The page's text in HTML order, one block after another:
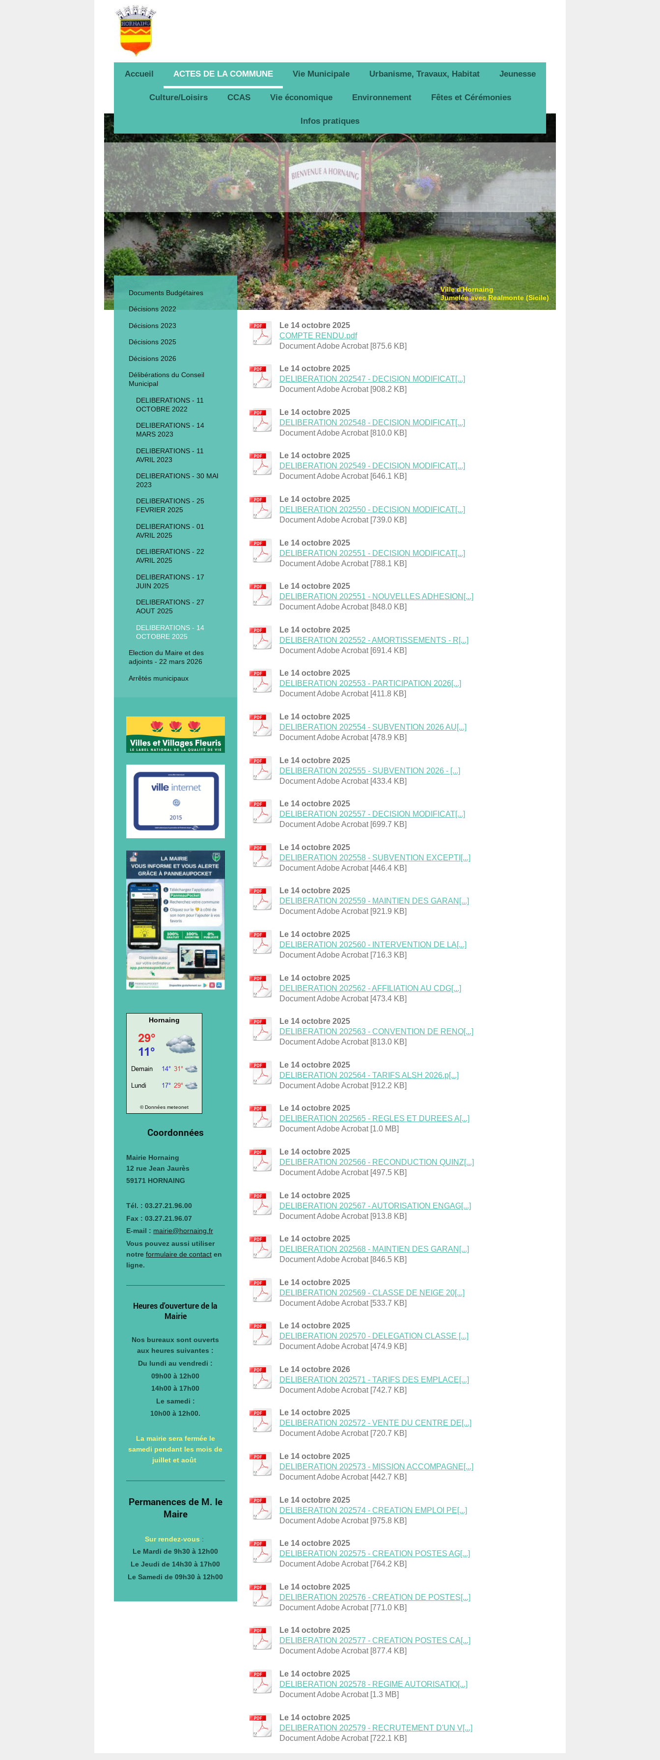
Accueil ACTES DE LA COMMUNE Vie Municipale Urbanisme, Travaux, Habitat Jeunesse
Culture/Loisirs CCAS Vie économique Environnement Fêtes et Cérémonies
Infos pratiques
Ville d'Hornaing
Jumelée avec Realmonte (Sicile)
Le 14 octobre 2025
COMPTE RENDU.pdf
Document Adobe Acrobat [875.6 KB]
Le 14 octobre 2025
DELIBERATION 202547 - DECISION MODIFICAT[...]
Document Adobe Acrobat [908.2 KB]
Le 14 octobre 2025
DELIBERATION 202548 - DECISION MODIFICAT[...]
Document Adobe Acrobat [810.0 KB]
Le 14 octobre 2025
DELIBERATION 202549 - DECISION MODIFICAT[...]
Document Adobe Acrobat [646.1 KB]
Le 14 octobre 2025
DELIBERATION 202550 - DECISION MODIFICAT[...]
Document Adobe Acrobat [739.0 KB]
Le 14 octobre 2025
DELIBERATION 202551 - DECISION MODIFICAT[...]
Document Adobe Acrobat [788.1 KB]
Le 14 octobre 2025
DELIBERATION 202551 - NOUVELLES ADHESION[...]
Document Adobe Acrobat [848.0 KB]
Le 14 octobre 2025
DELIBERATION 202552 - AMORTISSEMENTS - R[...]
Document Adobe Acrobat [691.4 KB]
Le 14 octobre 2025
DELIBERATION 202553 - PARTICIPATION 2026[...]
Document Adobe Acrobat [411.8 KB]
Le 14 octobre 2025
DELIBERATION 202554 - SUBVENTION 2026 AU[...]
Document Adobe Acrobat [478.9 KB]
Le 14 octobre 2025
DELIBERATION 202555 - SUBVENTION 2026 - [...]
Document Adobe Acrobat [433.4 KB]
Le 14 octobre 2025
DELIBERATION 202557 - DECISION MODIFICAT[...]
Document Adobe Acrobat [699.7 KB]
Le 14 octobre 2025
DELIBERATION 202558 - SUBVENTION EXCEPTI[...]
Document Adobe Acrobat [446.4 KB]
Le 14 octobre 2025
DELIBERATION 202559 - MAINTIEN DES GARAN[...]
Document Adobe Acrobat [921.9 KB]
Le 14 octobre 2025
DELIBERATION 202560 - INTERVENTION DE LA[...]
Document Adobe Acrobat [716.3 KB]
Le 14 octobre 2025
DELIBERATION 202562 - AFFILIATION AU CDG[...]
Document Adobe Acrobat [473.4 KB]
Le 14 octobre 2025
DELIBERATION 202563 - CONVENTION DE RENO[...]
Document Adobe Acrobat [813.0 KB]
Le 14 octobre 2025
DELIBERATION 202564 - TARIFS ALSH 2026.p[...]
Document Adobe Acrobat [912.2 KB]
Le 14 octobre 2025
DELIBERATION 202565 - REGLES ET DUREES A[...]
Document Adobe Acrobat [1.0 MB]
Le 14 octobre 2025
DELIBERATION 202566 - RECONDUCTION QUINZ[...]
Document Adobe Acrobat [497.5 KB]
Le 14 octobre 2025
DELIBERATION 202567 - AUTORISATION ENGAG[...]
Document Adobe Acrobat [913.8 KB]
Le 14 octobre 2025
DELIBERATION 202568 - MAINTIEN DES GARAN[...]
Document Adobe Acrobat [846.5 KB]
Le 14 octobre 2025
DELIBERATION 202569 - CLASSE DE NEIGE 20[...]
Document Adobe Acrobat [533.7 KB]
Le 14 octobre 2025
DELIBERATION 202570 - DELEGATION CLASSE [...]
Document Adobe Acrobat [474.9 KB]
Le 14 octobre 2026
DELIBERATION 202571 - TARIFS DES EMPLACE[...]
Document Adobe Acrobat [742.7 KB]
Le 14 octobre 2025
DELIBERATION 202572 - VENTE DU CENTRE DE[...]
Document Adobe Acrobat [720.7 KB]
Le 14 octobre 2025
DELIBERATION 202573 - MISSION ACCOMPAGNE[...]
Document Adobe Acrobat [442.7 KB]
Le 14 octobre 2025
DELIBERATION 202574 - CREATION EMPLOI PE[...]
Document Adobe Acrobat [975.8 KB]
Le 14 octobre 2025
DELIBERATION 202575 - CREATION POSTES AG[...]
Document Adobe Acrobat [764.2 KB]
Le 14 octobre 2025
DELIBERATION 202576 - CREATION DE POSTES[...]
Document Adobe Acrobat [771.0 KB]
Le 14 octobre 2025
DELIBERATION 202577 - CREATION POSTES CA[...]
Document Adobe Acrobat [877.4 KB]
Le 14 octobre 2025
DELIBERATION 202578 - REGIME AUTORISATIO[...]
Document Adobe Acrobat [1.3 MB]
Le 14 octobre 2025
DELIBERATION 202579 - RECRUTEMENT D'UN V[...]
Document Adobe Acrobat [722.1 KB]
Documents Budgétaires
Décisions 2022
Décisions 2023
Décisions 2025
Décisions 2026
Délibérations du Conseil
Municipal
DELIBERATIONS - 11
OCTOBRE 2022
DELIBERATIONS - 14
MARS 2023
DELIBERATIONS - 11
AVRIL 2023
DELIBERATIONS - 30 MAI
2023
DELIBERATIONS - 25
FEVRIER 2025
DELIBERATIONS - 01
AVRIL 2025
DELIBERATIONS - 22
AVRIL 2025
DELIBERATIONS - 17
JUIN 2025
DELIBERATIONS - 27
AOUT 2025
DELIBERATIONS - 14
OCTOBRE 2025
Election du Maire et des
adjoints - 22 mars 2026
Arrêtés municipaux
Hornaing
© Données meteonet
Coordonnées
Mairie Hornaing
12 rue Jean Jaurès
59171 HORNAING
Tél. : 03.27.21.96.00
Fax : 03.27.21.96.07
E-mail : mairie@hornaing.fr
Vous pouvez aussi utiliser
notre formulaire de contact en
ligne.
Heures d'ouverture de la
Mairie
Nos bureaux sont ouverts
aux heures suivantes :
Du lundi au vendredi :
09h00 à 12h00
14h00 à 17h00
Le samedi :
10h00 à 12h00.
La mairie sera fermée le
samedi pendant les mois de
juillet et août
Permanences de M. le
Maire
Sur rendez-vous :
Le Mardi de 9h30 à 12h00
Le Jeudi de 14h30 à 17h00
Le Samedi de 09h30 à 12h00